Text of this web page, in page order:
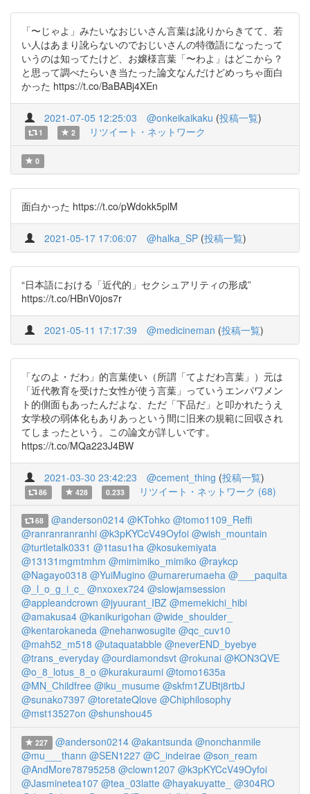
「〜じゃよ」みたいなおじいさん言葉は訛りからきてて、若
い人はあまり訛らないのでおじいさんの特徴語になったって
いうのは知ってたけど、お嬢様言葉「〜わよ」はどこから？
と思って調べたらいき当たった論文なんだけどめっちゃ面白
かった https://t.co/BaBABj4XEn
2021-07-05 12:25:03 @onkeikaikaku (投稿一覧)
1 2 リツイート・ネットワーク
0
面白かった https://t.co/pWdokk5plM
2021-05-17 17:06:07 @halka_SP (投稿一覧)
“日本語における「近代的」セクシュアリティの形成”
https://t.co/HBnV0jos7r
2021-05-11 17:17:39 @medicineman (投稿一覧)
「なのよ・だわ」的言葉使い（所謂「てよだわ言葉」）元は
「近代教育を受けた女性が使う言葉」っていうエンパワメン
ト的側面もあったんだよな、ただ「下品だ」と叩かれたうえ
女学校の弱体化もありあっという間に旧来の規範に回収され
てしまったという。この論文が詳しいです。
https://t.co/MQa223J4BW
2021-03-30 23:42:23 @cement_thing (投稿一覧)
86 428 0.233 リツイート・ネットワーク (68)
68 @anderson0214 @KTohko @tomo1109_Reffi
@ranranranranhi @k3pKYCcV49Oyfoi @wish_mountain
@turtletalk0331 @1tasu1ha @kosukemiyata
@13131mgmtmhm @mimimiko_mimiko @raykcp
@Nagayo0318 @YuiMugino @umarerumaeha @___paquita
@_l_o_g_i_c_ @nxoxex724 @slowjamsession
@appleandcrown @jyuurant_IBZ @memekichi_hibi
@amakusa4 @kanikurigohan @wide_shoulder_
@kentarokaneda @nehanwosugite @qc_cuv10
@mah52_m518 @utaquatabble @neverEND_byebye
@trans_everyday @ourdiamondsvt @rokunai @KON3QVE
@o_8_lotus_8_o @kurakuraumi @tomo1635a
@MN_Childfree @iku_musume @skfm1ZUBtj8rtbJ
@sunako7397 @toretateQlove @Chiphilosophy
@mst13527on @shunshou45
227 @anderson0214 @akantsunda @nonchanmile
@mu___thann @SEN1227 @C_indeirae @son_ream
@AndMore78795258 @clown1207 @k3pKYCcV49Oyfoi
@Jasminetea107 @tea_03latte @hayakuyatte_ @304RO